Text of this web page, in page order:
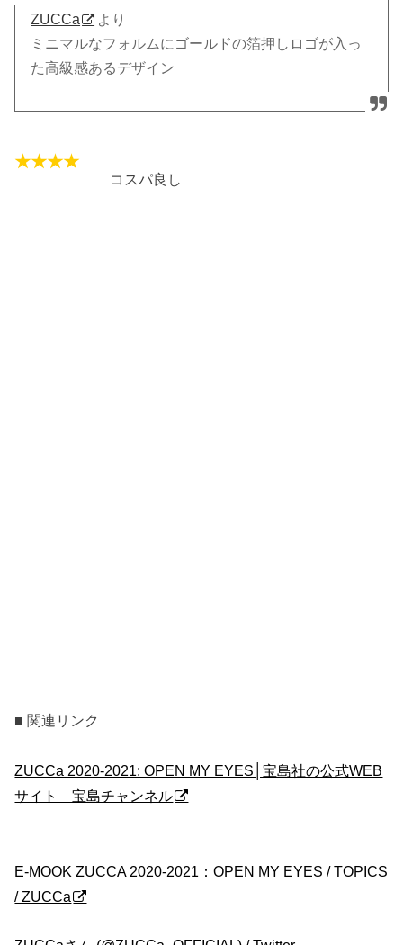
ZUCCa
より
ミニマルなフォルムにゴールドの箔押しロゴが入っ
た高級感あるデザイン
コスパ良し
■ 関連リンク
ZUCCa 2020-2021: OPEN MY EYES│宝島社の公式WEB
サイト 宝島チャンネル
E-MOOK ZUCCA 2020-2021：OPEN MY EYES / TOPICS
/ ZUCCa